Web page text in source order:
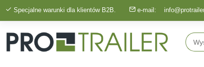
Specjalne warunki dla klientów B2B. e-mail: